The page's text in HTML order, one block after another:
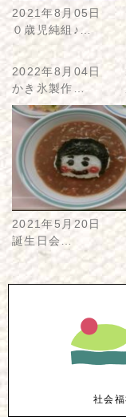
2021年8月05日
０歳児純組♪…
2022年8月04日
かき氷製作…
2021年5月20日
誕生日会…
社会